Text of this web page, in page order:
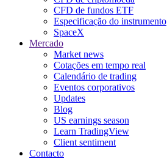
CFD de fundos ETF
Especificação do instrumento
SpaceX
Mercado
Market news
Cotações em tempo real
Calendário de trading
Eventos corporativos
Updates
Blog
US earnings season
Learn TradingView
Client sentiment
Contacto